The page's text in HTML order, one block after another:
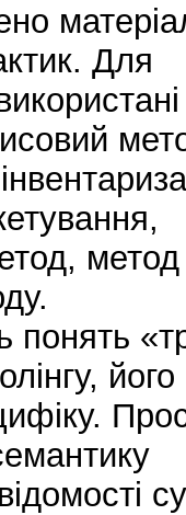
Для
метод
понять
його